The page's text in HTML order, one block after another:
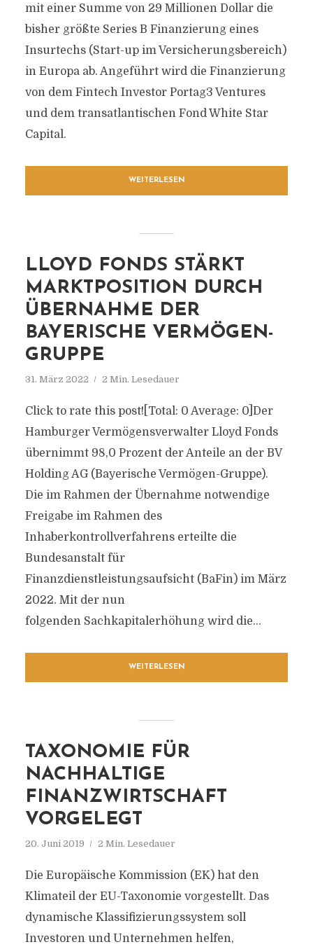
mit einer Summe von 29 Millionen Dollar die
bisher größte Series B Finanzierung eines
Insurtechs (Start-up im Versicherungsbereich)
in Europa ab. Angeführt wird die Finanzierung
von dem Fintech Investor Portag3 Ventures
und dem transatlantischen Fond White Star
Capital.
WEITERLESEN
LLOYD FONDS STÄRKT
MARKTPOSITION DURCH
ÜBERNAHME DER
BAYERISCHE VERMÖGEN-
GRUPPE
31. März 2022 2 Min. Lesedauer
Click to rate this post![Total: 0 Average: 0]Der
Hamburger Vermögensverwalter Lloyd Fonds
übernimmt 98,0 Prozent der Anteile an der BV
Holding AG (Bayerische Vermögen-Gruppe).
Die im Rahmen der Übernahme notwendige
Freigabe im Rahmen des
Inhaberkontrollverfahrens erteilte die
Bundesanstalt für
Finanzdienstleistungsaufsicht (BaFin) im März
2022. Mit der nun
folgenden Sachkapitalerhöhung wird die...
WEITERLESEN
TAXONOMIE FÜR
NACHHALTIGE
FINANZWIRTSCHAFT
VORGELEGT
20. Juni 2019 2 Min. Lesedauer
Die Europäische Kommission (EK) hat den
Klimateil der EU-Taxonomie vorgestellt. Das
dynamische Klassifizierungssystem soll
Investoren und Unternehmen helfen,